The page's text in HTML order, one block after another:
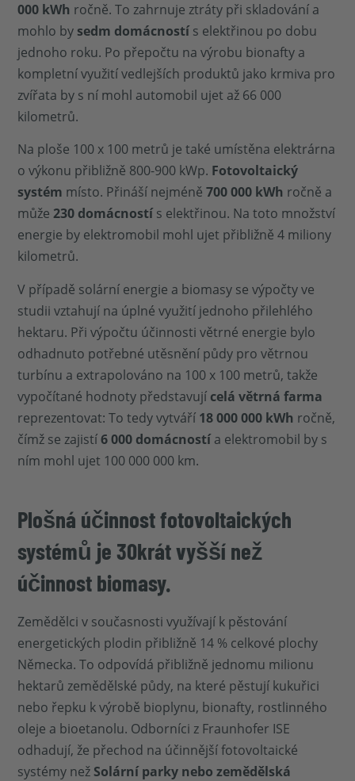
000 kWh ročně. To zahrnuje ztráty při skladování a
mohlo by sedm domácnostís elektřinou po dobu
jednoho roku. Po přepočtu na výrobu bionafty a
kompletní využití vedlejších produktů jako krmiva pro
zvířata by s ní mohl automobil ujet až 66 000
kilometrů.
Na ploše 100 x 100 metrů je také umístěna elektrárna
o výkonu přibližně 800-900 kWp. Fotovoltaický
systém místo. Přináší nejméně700 000 kWh ročně a
může230 domácnostís elektřinou. Na toto množství
energie by elektromobil mohl ujet přibližně 4 miliony
kilometrů.
V případě solární energie a biomasy se výpočty ve
studii vztahují na úplné využití jednoho přilehlého
hektaru. Při výpočtu účinnosti větrné energie bylo
odhadnuto potřebné utěsnění půdy pro větrnou
turbínu a extrapolováno na 100 x 100 metrů, takže
vypočítané hodnoty představují celá větrná farma
reprezentovat: To tedy vytváří 18 000 000 kWh ročně,
čímž se zajistí6 000 domácnostía elektromobil by s
ním mohl ujet 100 000 000 km.
Plošná účinnost fotovoltaických
systémů je 30krát vyšší než
účinnost biomasy.
Zemědělci v současnosti využívají k pěstování
energetických plodin přibližně 14 % celkové plochy
Německa. To odpovídá přibližně jednomu milionu
hektarů zemědělské půdy, na které pěstují kukuřici
nebo řepku k výrobě bioplynu, bionafty, rostlinného
oleje a bioetanolu. Odborníci z Fraunhofer ISE
odhadují, že přechod na účinnější fotovoltaické
systémy než Solární parky nebo zemědělská